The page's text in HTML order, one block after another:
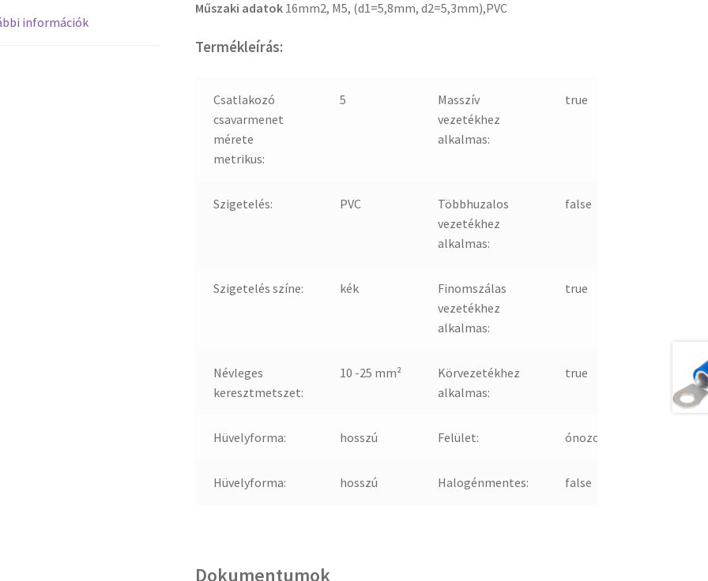
információk
Műszaki adatok 16mm2, M5, (d1=5,8mm, d2=5,3mm),PVC
Termékleírás:
Csatlakozó
csavarmenet
mérete
metrikus:
5
Masszív
vezetékhez
alkalmas:
true
Szigetelés: PVC
Többhuzalos
vezetékhez
alkalmas:
false
Szigetelés színe: kék
Finomszálas
vezetékhez
alkalmas:
true
Névleges
keresztmetszet:
10 -25 mm²
Körvezetékhez
alkalmas:
true
Hüvelyforma: hosszú Felület: ónozott
Hüvelyforma: hosszú Halogénmentes: false
Dokumentumok